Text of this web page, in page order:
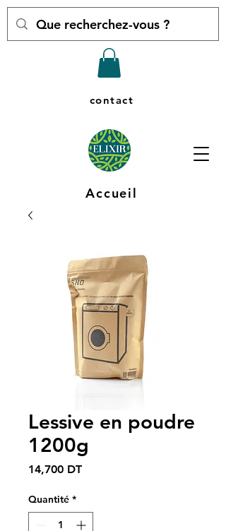
Accueil
contact
Lessive en poudre
1200g
14,700 DTPrix
Quantité *